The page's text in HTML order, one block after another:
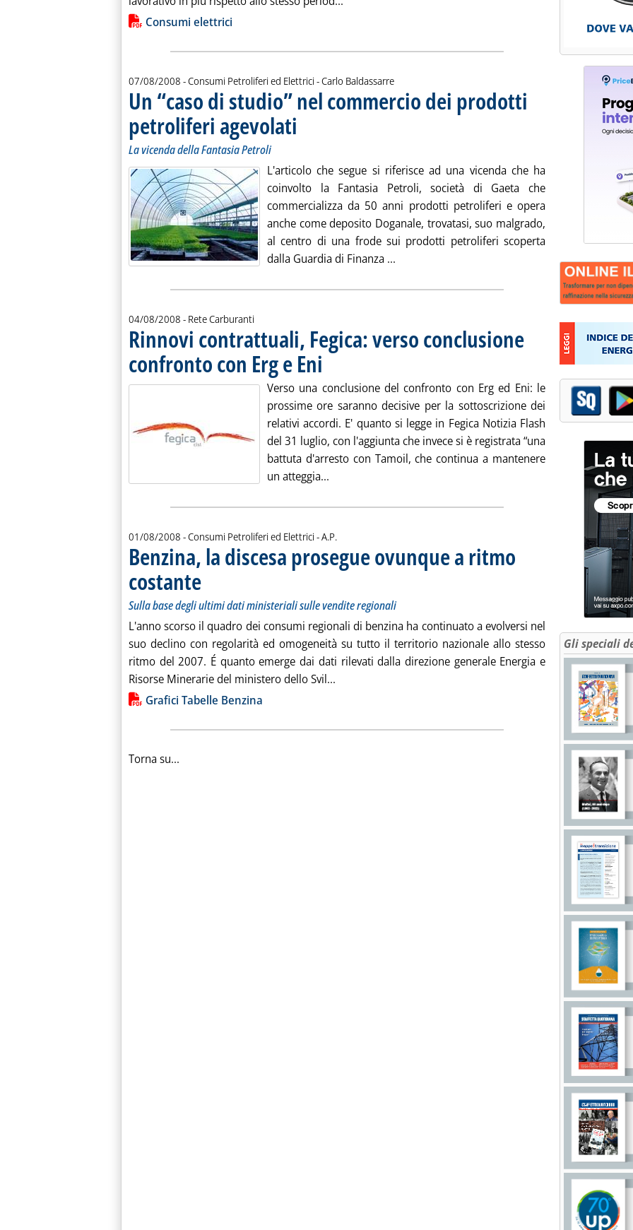
Lista allegati PDF alla notizia
Consumi elettrici
07/08/2008 - Consumi Petroliferi ed Elettrici -di:
Carlo Baldassarre
Un “caso di studio” nel commercio dei prodotti
petroliferi agevolati
La vicenda della Fantasia Petroli
L'articolo che segue si riferisce ad una vicenda che ha
coinvolto la Fantasia Petroli, società di Gaeta che
commercializza da 50 anni prodotti petroliferi e opera
anche come deposito Doganale, trovatasi, suo malgrado,
al centro di una frode sui prodotti petroliferi scoperta
dalla Guardia di Finanza ... Leggi tutta la notizia: 'Un “caso di studio”
04/08/2008 - Rete Carburanti
Rinnovi contrattuali, Fegica: verso conclusione
confronto con Erg e Eni . Pubblicata lunedì 04 agosto 2008 alle 15.5.
Verso una conclusione del confronto con Erg ed Eni: le
prossime ore saranno decisive per la sottoscrizione dei
relativi accordi. E' quanto si legge in Fegica Notizia Flash
del 31 luglio, con l'aggiunta che invece si è registrata “una
battuta d'arresto con Tamoil, che continua a mantenere
un atteggia... Leggi tutta la notizia: 'Rinnovi contrattuali, Fegica: verso
01/08/2008 - Consumi Petroliferi ed Elettrici -di:
A.P.
Benzina, la discesa prosegue ovunque a ritmo
costante . Sottotitolo: Sulla base degli ultimi dati ministeriali sulle vendite regionali
. Pubblicata venerdì 01 agosto 2008 alle 12.49.
Sulla base degli ultimi dati ministeriali sulle vendite regionali
L'anno scorso il quadro dei consumi regionali di benzina ha continuato a evolversi nel
suo declino con regolarità ed omogeneità su tutto il territorio nazionale allo stesso
ritmo del 2007. É quanto emerge dai dati rilevati dalla direzione generale Energia e
Risorse Minerarie del ministero dello Svil... Leggi tutta la notizia: 'Benzina, la discesa prosegue
Lista allegati PDF alla notizia
Grafici Tabelle Benzina
Torna su...
Gli speciali